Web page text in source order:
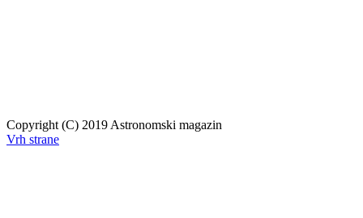
Copyright (C) 2019 Astronomski magazin
Vrh strane